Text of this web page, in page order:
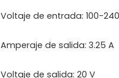
Voltaje de entrada: 100-
Amperaje de salida: 3.25 A
Voltaje de salida: 20 V